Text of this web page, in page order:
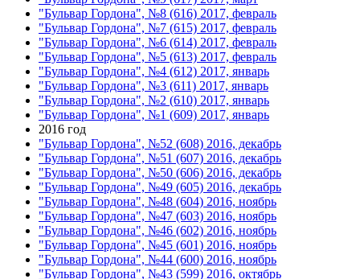
"Бульвар Гордона", №8 (616) 2017, февраль
"Бульвар Гордона", №7 (615) 2017, февраль
"Бульвар Гордона", №6 (614) 2017, февраль
"Бульвар Гордона", №5 (613) 2017, февраль
"Бульвар Гордона", №4 (612) 2017, январь
"Бульвар Гордона", №3 (611) 2017, январь
"Бульвар Гордона", №2 (610) 2017, январь
"Бульвар Гордона", №1 (609) 2017, январь
2016 год
"Бульвар Гордона", №52 (608) 2016, декабрь
"Бульвар Гордона", №51 (607) 2016, декабрь
"Бульвар Гордона", №50 (606) 2016, декабрь
"Бульвар Гордона", №49 (605) 2016, декабрь
"Бульвар Гордона", №48 (604) 2016, ноябрь
"Бульвар Гордона", №47 (603) 2016, ноябрь
"Бульвар Гордона", №46 (602) 2016, ноябрь
"Бульвар Гордона", №45 (601) 2016, ноябрь
"Бульвар Гордона", №44 (600) 2016, ноябрь
"Бульвар Гордона", №43 (599) 2016, октябрь